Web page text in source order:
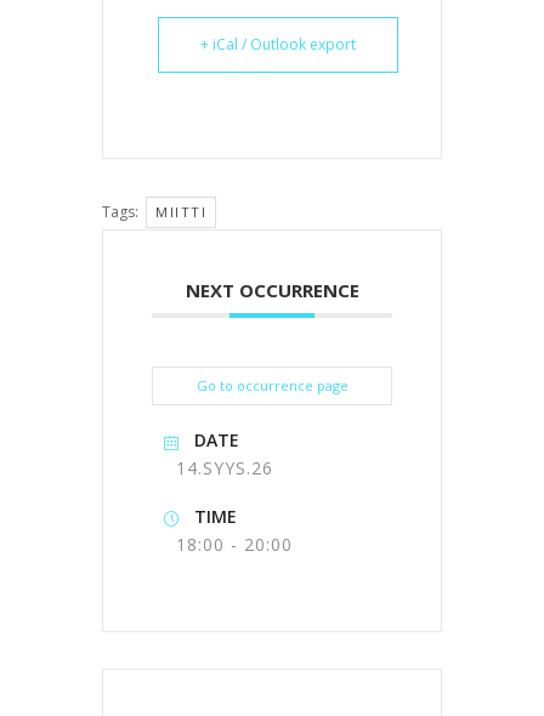
+ iCal / Outlook export
Tags: MIITTI
NEXT OCCURRENCE
Go to occurrence page
DATE
14.SYYS.26
TIME
18:00 - 20:00